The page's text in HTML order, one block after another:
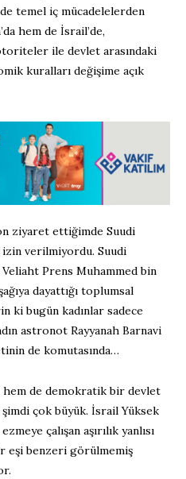
temel iç mücadelelerden
hem de İsrail’de,
ile devlet arasındaki
kuralları değişime açık
ziyaret ettiğimde Suudi
izin verilmiyordu. Suudi
Prens Muhammed bin
dayattığı toplumsal
ki bugün kadınlar sadece
astronot Rayyanah Barnavi
de komutasında…
hem de demokratik bir devlet
çok büyük. İsrail Yüksek
çalışan aşırılık yanlısı
eşi benzeri görülmemiş